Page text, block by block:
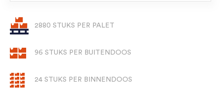
2880 STUKS PER PALET
96 STUKS PER BUITENDOOS
24 STUKS PER BINNENDOOS